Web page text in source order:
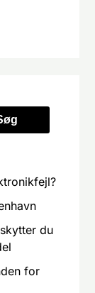
du
for